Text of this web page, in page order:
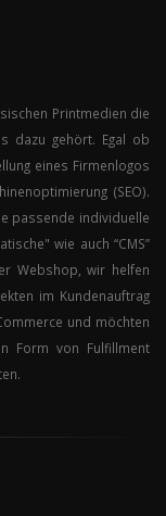
Printmedien die
dazu gehört. Egal ob
eines Firmenlogos
(SEO).
passende individuelle
wie auch “CMS”
Webshop, wir helfen
im Kundenauftrag
und möchten
Form von Fulfillment